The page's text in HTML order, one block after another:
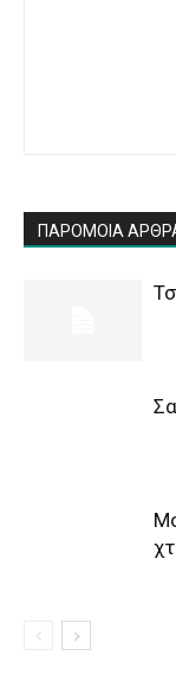
ΠΑΡΟΜΟΙΑ